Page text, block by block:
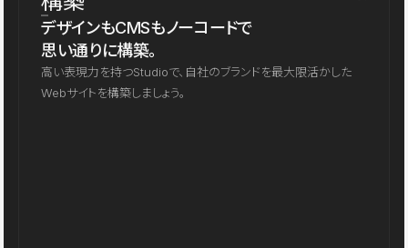
デザインもCMSもノーコードで
思い通りに構築。
高い表現力を持つStudioで、自社のブランドを最大限活かした
Webサイトを構築しましょう。